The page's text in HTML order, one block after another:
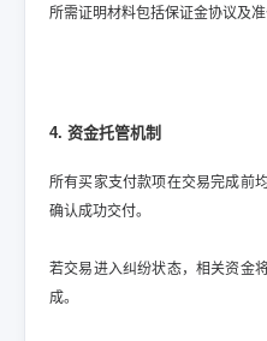
所需证明材料包括保证金协议及准
4. 资金托管机制
所有买家支付款项在交易完成前
确认成功交付。
若交易进入纠纷状态，相关资金
成。